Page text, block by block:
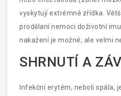
ničení) však tento zastav
rychlému poklesu hladiny
vyskytují extrémně zřídka.
prodělaní nemoci doživotní
nakažení je možné, ale velmi
obvykle probíhá bez příznaků.
SHRNUTÍ A
Infekční erytém, neboli spála,